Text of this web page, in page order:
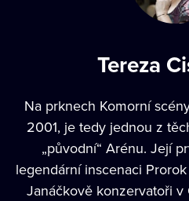
Tereza
Na prknech Komorní
2001, je tedy jednou z
„původní“ Arénu. Její
legendární inscenaci
Janáčkově konzervatoři